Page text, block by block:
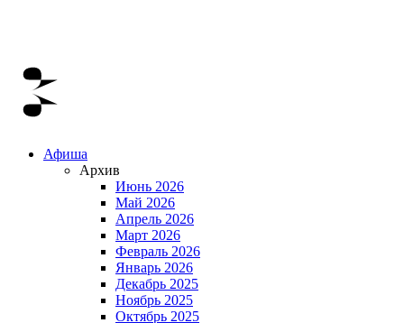
Афиша
Архив
Июнь 2026
Май 2026
Апрель 2026
Март 2026
Февраль 2026
Январь 2026
Декабрь 2025
Ноябрь 2025
Октябрь 2025